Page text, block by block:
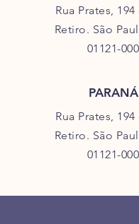
Rua Prates,
Retiro. São
01121-000
PARANÁ
Rua Prates,
Retiro. São
01121-000